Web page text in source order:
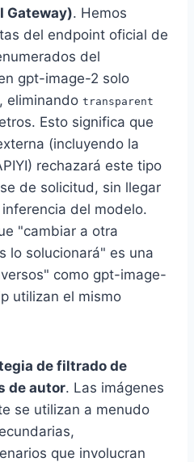
Gateway). Hemos
del endpoint oficial de
del
gpt-image-2 solo
, eliminando transparent
Esto significa que
(incluyendo la
rechazará este tipo
de solicitud, sin llegar
del modelo.
"cambiar a otra
lo solucionará" es una
como gpt-image-
utilizan el mismo
de filtrado de
de autor. Las imágenes
se utilizan a menudo
que involucran